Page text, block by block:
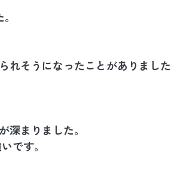
れそうになったことがありまし
まりました。
です。